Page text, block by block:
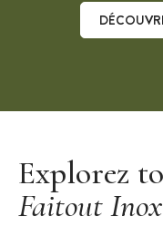
Explorez
Faitout Inox